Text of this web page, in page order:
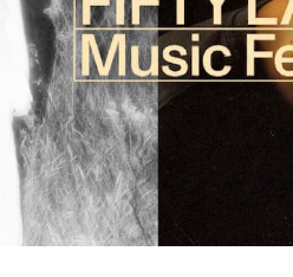
Bezoekersinfo
AB ❤ you
Zaalhuur